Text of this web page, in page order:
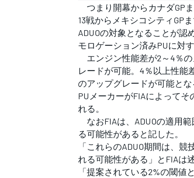
つまり開幕からカナダGP
13戦からメキシコシティGP
ADUOの対象となることが
モロゲーション済みPUに対
エンジン性能差が2～4％の
レードが可能。4％以上性能
のアップグレードが可能と
PUメーカーがFIAによって
れる。
なおFIAは、ADUOの適用
る可能性があると記した。
「これらのADUO期間は、
れる可能性がある」とFIAは
「提案されている2%の閾値